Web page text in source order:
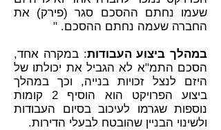
שעמו נחתם ההסכם סגר (פירק) את
החברה שעמה נחתם ההסכם. "
במהלך ביצוע העבודות: במקרה אחד,
הסכם התמ"א לא הגביל את יכולתו של
היזם לנצל זכויות בנייה, וכך במהלך
ביצוע הפרויקט הוא הוסיף 2 קומות
נוספות שגרמו לעיכוב בסיום העבודות
ולשינוי הבניין שהובטח לבעלי הדירות.